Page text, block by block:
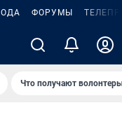
ФОРУМЫ
Что получают